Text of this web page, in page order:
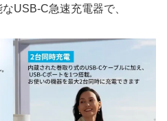
USB-C急速充電器で、